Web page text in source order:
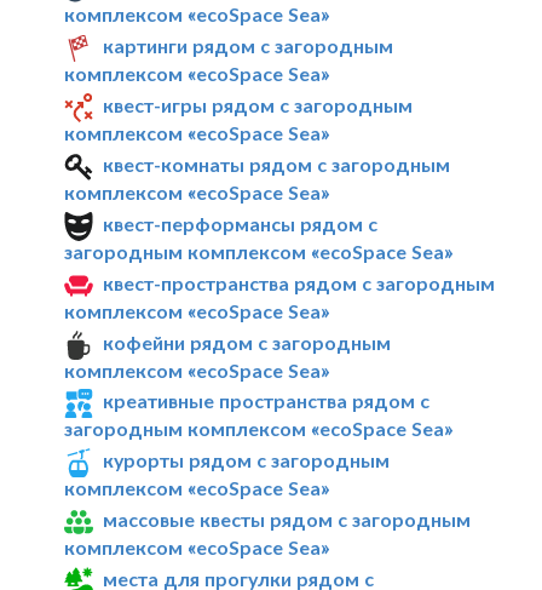
комплексом «ecoSpace Sea»
картинги рядом с загородным
комплексом «ecoSpace Sea»
квест-игры рядом с загородным
комплексом «ecoSpace Sea»
квест-комнаты рядом с загородным
комплексом «ecoSpace Sea»
квест-перформансы рядом с
загородным комплексом «ecoSpace Sea»
квест-пространства рядом с загородным
комплексом «ecoSpace Sea»
кофейни рядом с загородным
комплексом «ecoSpace Sea»
креативные пространства рядом с
загородным комплексом «ecoSpace Sea»
курорты рядом с загородным
комплексом «ecoSpace Sea»
массовые квесты рядом с загородным
комплексом «ecoSpace Sea»
места для прогулки рядом с